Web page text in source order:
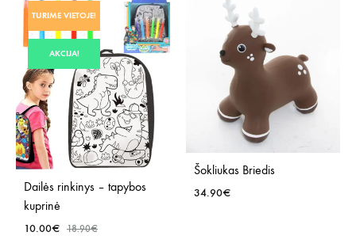
Į
NORŲ
SĄRAŠĄ
TURIME VIETOJE!
AKCIJA!
Dailės rinkinys – tapybos
kuprinė
10.00€ 18.90€
Šokliukas Briedis
34.90€